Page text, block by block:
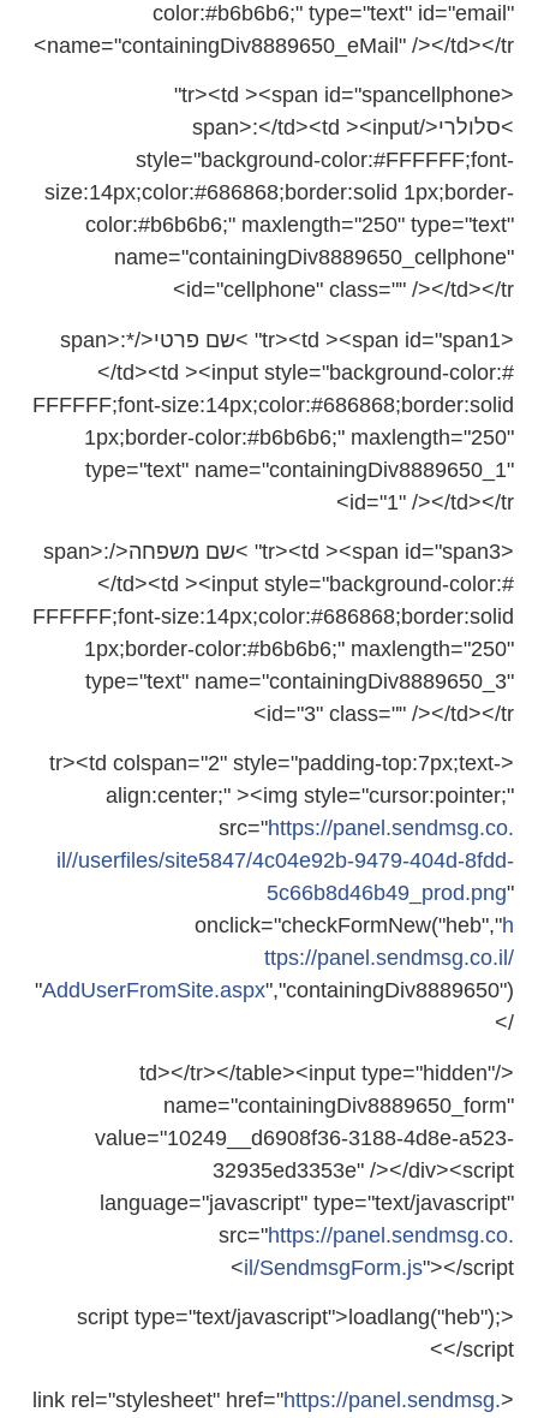
color:#b6b6b6;" type="text" id="email"
name="containingDiv8889650_ eMail" /></td></tr>
<tr><td ><span id="spancellphone"
>סלולרי</span>:</td><td ><input
style="background-color:#FFFFFF;font-
size:14px;color:#686868;border:solid 1px;border-
color:#b6b6b6;" maxlength="250" type="text"
name="containingDiv8889650_ cellphone"
id="cellphone" class="" /></td></tr>
<tr><td ><span id="span1" >שם פרטי</span>:*
</td><td ><input style="background-color:#
FFFFFF;font-size:14px;color:#686868;border:solid
1px;border-color:#b6b6b6;" maxlength="250"
type="text" name="containingDiv8889650_1"
id="1" /></td></tr>
<tr><td ><span id="span3" >שם משפחה</span>:
</td><td ><input style="background-color:#
FFFFFF;font-size:14px;color:#686868;border:solid
1px;border-color:#b6b6b6;" maxlength="250"
type="text" name="containingDiv8889650_3"
id="3" class="" /></td></tr>
<tr><td colspan="2" style="padding-top:7px;text-
align:center;" ><img style="cursor:pointer;"
src="https://panel.sendmsg.co.
il//userfiles/site5847/4c04e92b-9479-404d-8fdd-
5c66b8d46b49_prod.png"
onclick="checkFormNew("heb","h
ttps://panel.sendmsg.co.il/
AddUserFromSite.aspx","
containingDiv8889650")"
/>
</td></tr></table><input type="hidden"
name="containingDiv8889650_ form"
value="10249__d6908f36-3188-4d8e-a523-
32935ed3353e" /></div><script
language="javascript" type="text/javascript"
src="https://panel.sendmsg.co.
il/SendmsgForm.js"></script>
<script type="text/javascript">
loadlang("heb");
</script>
<link rel="stylesheet" href="
https://panel.sendmsg.